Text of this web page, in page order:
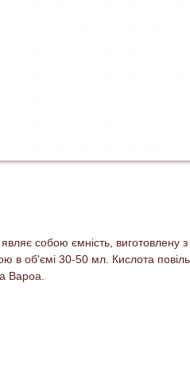
собою ємність, виготовлену з
об'ємі 30-50 мл. Кислота
Вароа.